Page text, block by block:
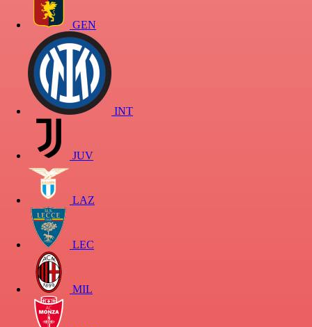
GEN
INT
JUV
LAZ
LEC
MIL